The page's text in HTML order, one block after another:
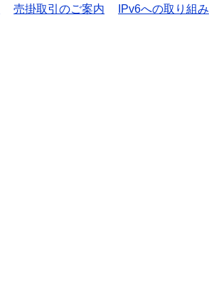
売掛取引のご案内
IPv6への取り組み